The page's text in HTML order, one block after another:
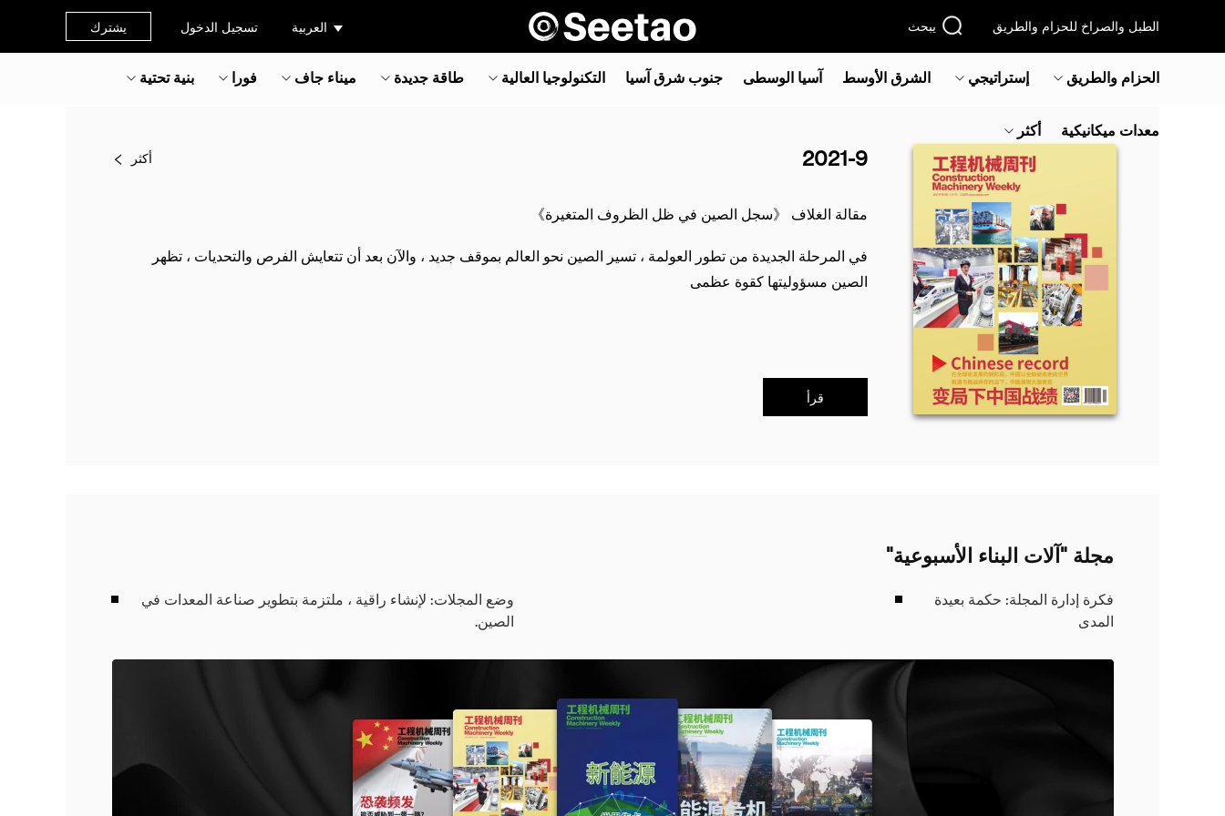
الطبل والصراخ للحزام والطريق يبحث العربية تسجيل الدخول يشترك
الحزام والطريق إستراتيجي الشرق الأوسط‎ آسيا الوسطى جنوب شرق آسيا‎ التكنولوجيا العالية طاقة جديدة ميناء جاف فورا بنية تحتية
معدات ميكانيكية أكثر
2021-9 أكثر
مقالة الغلاف 《سجل الصين في ظل الظروف المتغيرة》
في المرحلة الجديدة من تطور العولمة ، تسير الصين نحو العالم بموقف جديد ، والآن بعد أن تتعايش الفرص والتحديات ، تظهر
الصين مسؤوليتها كقوة عظمى
قرأ
مجلة "آلات البناء الأسبوعية"
فكرة إدارة المجلة: حكمة بعيدة
المدى
وضع المجلات: لإنشاء راقية ، ملتزمة بتطوير صناعة المعدات في
الصين.